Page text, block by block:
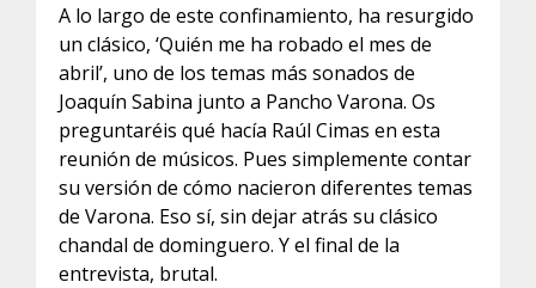
A lo largo de este confinamiento, ha resurgido
un clásico, ‘Quién me ha robado el mes de
abril’, uno de los temas más sonados de
Joaquín Sabina junto a Pancho Varona. Os
preguntaréis qué hacía Raúl Cimas en esta
reunión de músicos. Pues simplemente contar
su versión de cómo nacieron diferentes temas
de Varona. Eso sí, sin dejar atrás su clásico
chandal de dominguero. Y el final de la
entrevista, brutal.